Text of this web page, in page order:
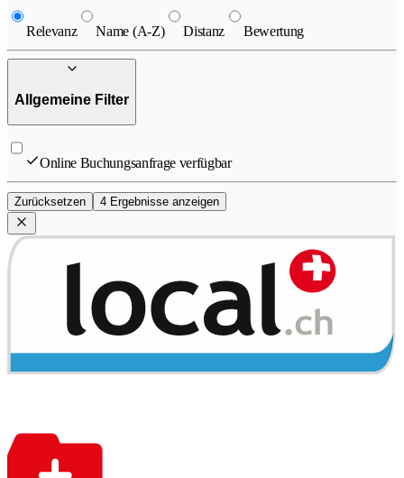
Relevanz Name (A-Z) Distanz Bewertung
Allgemeine Filter
Online Buchungsanfrage verfügbar
Zurücksetzen 4 Ergebnisse anzeigen